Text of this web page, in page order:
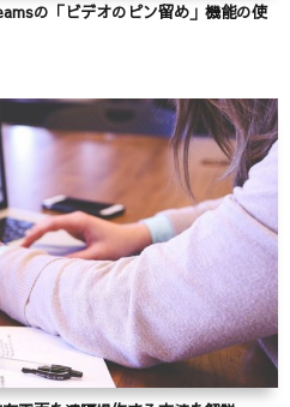
の「ビデオのピン留め」機能の使